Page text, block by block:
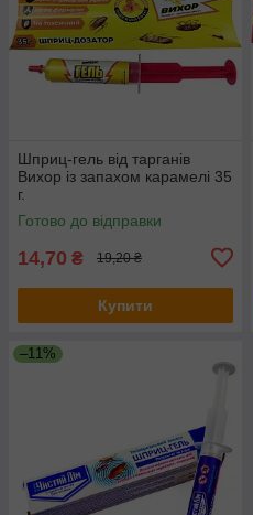
Шприц-гель від тарганів
Вихор із запахом карамелі 35
г.
Готово до відправки
14,70 ₴ 19,20 ₴
Купити
–11%